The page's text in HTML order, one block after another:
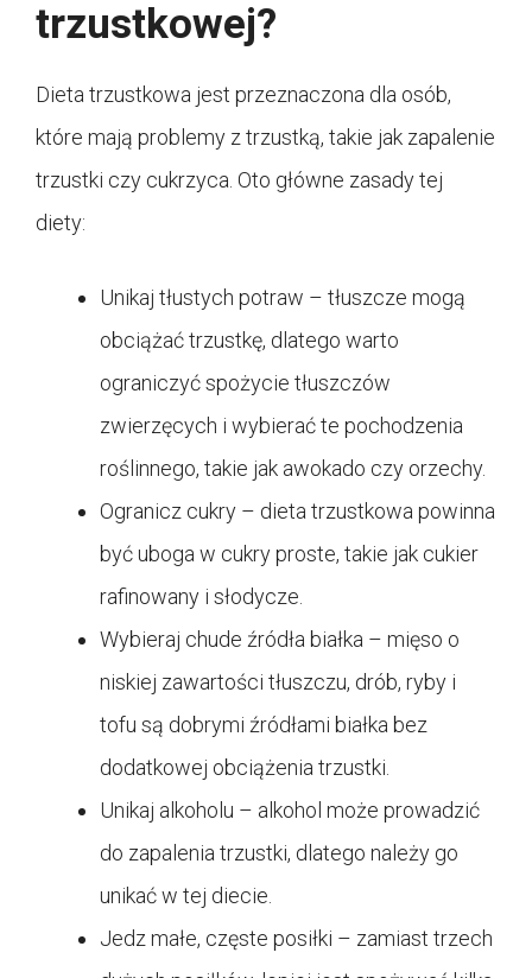
trzustkowej?
Dieta trzustkowa jest przeznaczona dla osób,
które mają problemy z trzustką, takie jak zapalenie
trzustki czy cukrzyca. Oto główne zasady tej
diety:
Unikaj tłustych potraw – tłuszcze mogą
obciążać trzustkę, dlatego warto
ograniczyć spożycie tłuszczów
zwierzęcych i wybierać te pochodzenia
roślinnego, takie jak awokado czy orzechy.
Ogranicz cukry – dieta trzustkowa powinna
być uboga w cukry proste, takie jak cukier
rafinowany i słodycze.
Wybieraj chude źródła białka – mięso o
niskiej zawartości tłuszczu, drób, ryby i
tofu są dobrymi źródłami białka bez
dodatkowej obciążenia trzustki.
Unikaj alkoholu – alkohol może prowadzić
do zapalenia trzustki, dlatego należy go
unikać w tej diecie.
Jedz małe, częste posiłki – zamiast trzech